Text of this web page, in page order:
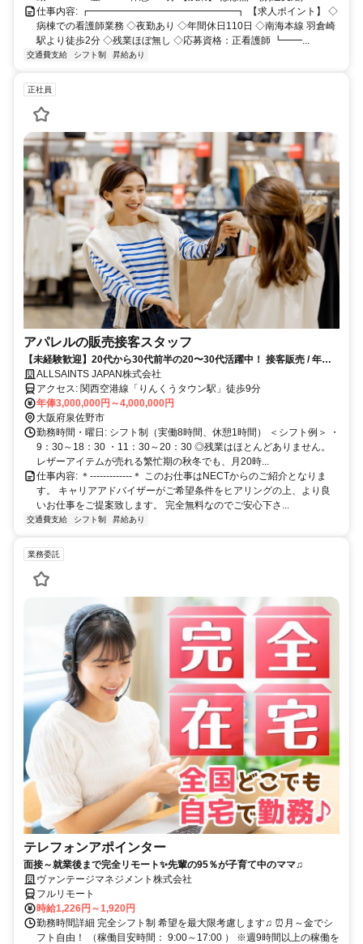
仕事内容: ┏━━━━━━━━━━━━━━━┓ 【求人ポイント】 ◇
病棟での看護師業務 ◇夜勤あり ◇年間休日110日 ◇南海本線 羽倉崎
駅より徒歩2分 ◇残業ほぼ無し ◇応募資格：正看護師 ┗━━...
交通費支給 シフト制 昇給あり
正社員
アパレルの販売接客スタッフ
【未経験歓迎】20代から30代前半の20〜30代活躍中！ 接客販売 / 年間
休日120日以上 / 残業ほぼ無し / 外資アパレル／20〜30代活躍中／接客
力を磨きながらキャリアの幅を広げやすい
ALLSAINTS JAPAN株式会社
アクセス: 関西空港線「りんくうタウン駅」徒歩9分
年俸3,000,000円～4,000,000円
大阪府泉佐野市
勤務時間・曜日: シフト制（実働8時間、休憩1時間） ＜シフト例＞ ・
9：30～18：30 ・11：30～20：30 ◎残業はほとんどありません。
レザーアイテムが売れる繁忙期の秋冬でも、月20時...
仕事内容: ＊-------------＊ このお仕事はNECTからのご紹介となりま
す。 キャリアアドバイザーがご希望条件をヒアリングの上、より良
いお仕事をご提案致します。 完全無料なのでご安心下さ...
交通費支給 シフト制 昇給あり
業務委託
テレフォンアポインター
面接～就業後まで完全リモート✨先輩の95％が子育て中のママ♫
ヴァンテージマネジメント株式会社
フルリモート
時給1,226円～1,920円
勤務時間詳細 完全シフト制 希望を最大限考慮します♫ ⏰月～金でシ
フト自由！ （稼働目安時間： 9:00～17:00 ） ※週9時間以上の稼働を